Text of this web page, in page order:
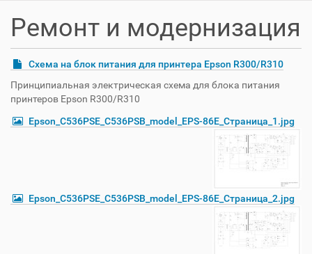
Ремонт и модернизация
Схема на блок питания для принтера Epson R300/R310
Принципиальная электрическая схема для блока питания
принтеров Epson R300/R310
Epson_C536PSE_C536PSB_model_EPS-86E_Страница_1.jpg
Epson_C536PSE_C536PSB_model_EPS-86E_Страница_2.jpg